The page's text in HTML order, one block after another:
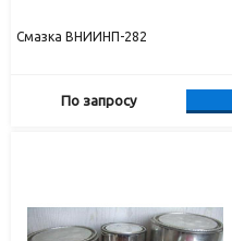
Смазка ВНИИНП-282
По запросу